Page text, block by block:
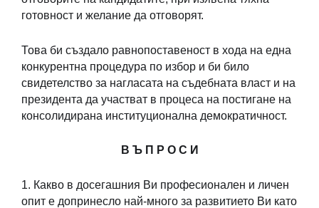
готовност и желание да отговорят.
Това би създало равнопоставеност в хода на една
конкурентна процедура по избор и би било
свидетелство за нагласата на съдебната власт и на
президента да участват в процеса на постигане на
консолидирана институционална демократичност.
В Ъ П Р О С И
1. Какво в досегашния Ви професионален и личен
опит е допринесло най-много за развитието Ви като